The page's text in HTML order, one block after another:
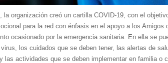
la organización creó un cartilla COVID-19, con el
para la red con énfasis en el apoyo a los Amigos
ocasionado por la emergencia sanitaria. En ella se
los cuidados que se deben tener, las alertas de
las actividades que se deben implementar en familia o